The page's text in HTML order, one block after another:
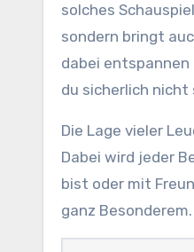
solches
sondern bringt
dabei entspannen
du sicherlich nicht
Die Lage vieler
Dabei wird jeder
bist oder mit
ganz Besonderem.